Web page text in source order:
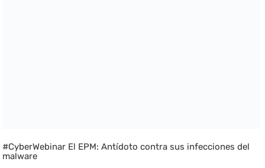
#CyberWebinar El EPM: Antídoto contra sus infecciones del
malware